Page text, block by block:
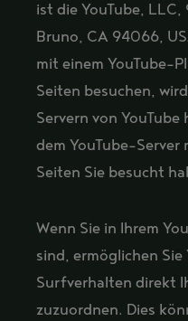
ist die YouTube, LLC,
Bruno, CA 94066,
mit einem YouTube-
Seiten besuchen,
Servern von
dem YouTube-
Seiten Sie besucht
Wenn Sie in Ihrem
sind, ermöglichen Sie
Surfverhalten direkt
zuzuordnen. Dies